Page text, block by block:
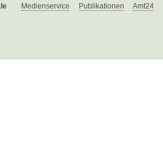
Medienservice Publikationen Amt24